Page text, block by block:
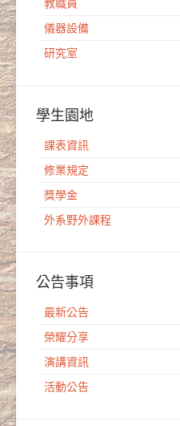
教職員
儀器設備
研究室
學生園地
課表資訊
修業規定
獎學金
外系野外課程
公告事項
最新公告
榮耀分享
演講資訊
活動公告